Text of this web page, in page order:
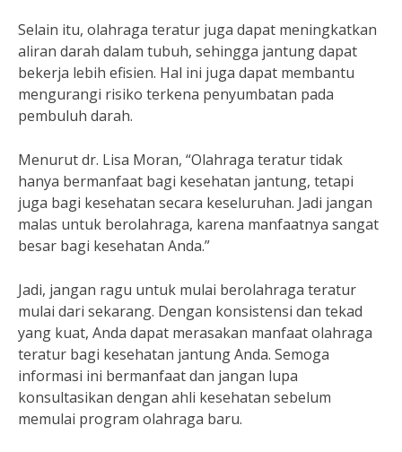
Selain itu, olahraga teratur juga dapat meningkatkan
aliran darah dalam tubuh, sehingga jantung dapat
bekerja lebih efisien. Hal ini juga dapat membantu
mengurangi risiko terkena penyumbatan pada
pembuluh darah.
Menurut dr. Lisa Moran, “Olahraga teratur tidak
hanya bermanfaat bagi kesehatan jantung, tetapi
juga bagi kesehatan secara keseluruhan. Jadi jangan
malas untuk berolahraga, karena manfaatnya sangat
besar bagi kesehatan Anda.”
Jadi, jangan ragu untuk mulai berolahraga teratur
mulai dari sekarang. Dengan konsistensi dan tekad
yang kuat, Anda dapat merasakan manfaat olahraga
teratur bagi kesehatan jantung Anda. Semoga
informasi ini bermanfaat dan jangan lupa
konsultasikan dengan ahli kesehatan sebelum
memulai program olahraga baru.